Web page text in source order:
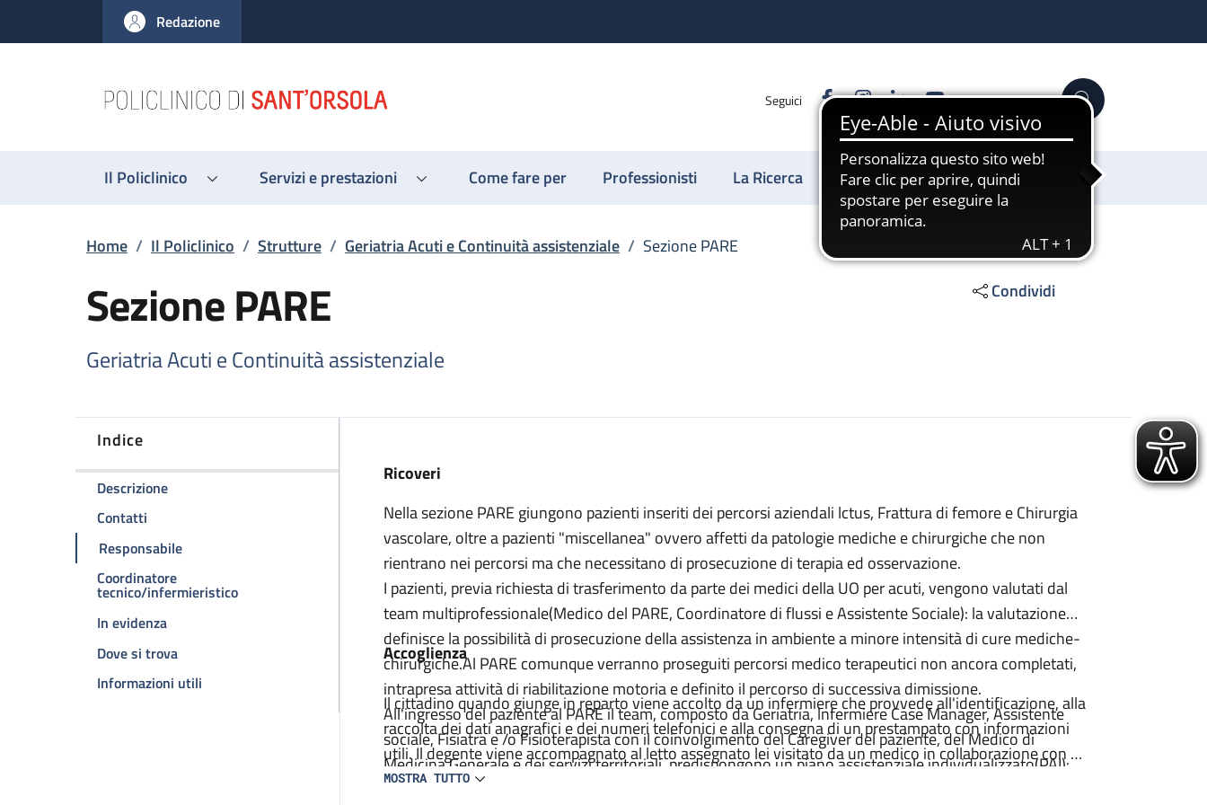
al contenuto principale
to footer content
Redazione
Seguici FacebookInstagram
LinkedinYouTube Cerca
Il Policlinico Servizi e prestazioni Come fare per Professionisti La Ricerca Sostienici
Briciole di pane
Home / Il Policlinico / Strutture / Geriatria Acuti e Continuità assistenziale / Sezione PARE
Sezione PARE
Geriatria Acuti e Continuità assistenziale
Condividi
Indice
Descrizionedella pagina Sezione PARE
Contatti
Responsabiledella pagina Sezione PARE
Coordinatore
tecnico/infermieristicodella pagina Sezione PARE
In evidenzadella pagina Sezione PARE
Dove si trovadella pagina Sezione PARE
Informazioni utili
Descrizione
Ricoveri
Nella sezione PARE giungono pazienti inseriti dei percorsi aziendali lctus, Frattura di femore e Chirurgia
vascolare, oltre a pazienti "miscellanea" ovvero affetti da patologie mediche e chirurgiche che non
rientrano nei percorsi ma che necessitano di prosecuzione di terapia ed osservazione.
I pazienti, previa richiesta di trasferimento da parte dei medici della UO per acuti, vengono valutati dal
team multiprofessionale(Medico del PARE, Coordinatore di flussi e Assistente Sociale): la valutazione
definisce la possibilità di prosecuzione della assistenza in ambiente a minore intensità di cure mediche-
chirurgiche.Al PARE comunque verranno proseguiti percorsi medico terapeutici non ancora completati,
intrapresa attività di riabilitazione motoria e definito il percorso di successiva dimissione.
All'ingresso del paziente al PARE il team, composto da Geriatria, lnfermiere Case Manager, Assistente
sociale, Fisiatra e /o Fisioterapista con il coinvolgimento del Caregiver del paziente, del Medico di
Medicina Generale e dei servizi territoriali, predispongono un piano assistenziale individualizzato(PAI):
questo piano che definisce le necessità medico riabilitative durante la degenza puo anche essere via via
Accoglienza
Il cittadino quando giunge in reparto viene accolto da un infermiere che provvede all'identificazione, alla
raccolta dei dati anagrafici e dei numeri telefonici e alla consegna di un prestampato con informazioni
utili. Il degente viene accompagnato al letto assegnato lei visitato da un medico in collaborazione con un
infermiere. Viene compilata la carlella clinica ed infermieristica dove viene delineato il percorso
MOSTRA TUTTO